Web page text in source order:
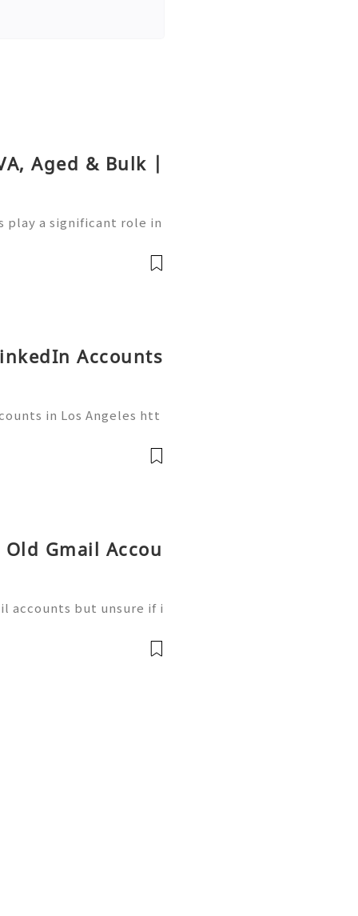
Aged & Bulk |
play a significant role in
Whether you’re ne
Accounts
in Los Angeles htt
●👇🏾●── ●👇🏾
●👇🏾 ➤Website: smmt
Gmail Accou
accounts but unsure if i
us – Contact US ✅⇒2